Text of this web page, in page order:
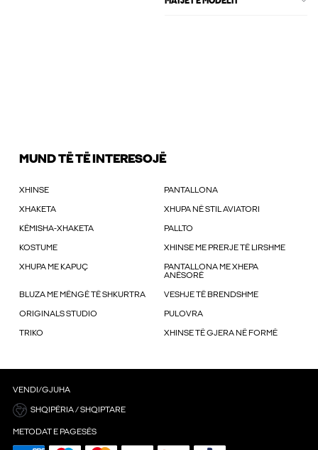
MUND TË TË INTERESOJË
XHINSE PANTALLONA
XHAKETA XHUPA NË STIL AVIATORI
KËMISHA-XHAKETA PALLTO
KOSTUME XHINSE ME PRERJE TË LIRSHME
XHUPA ME KAPUÇ
PANTALLONA ME XHEPA
ANËSORË
BLUZA ME MËNGË TË SHKURTRA VESHJE TË BRENDSHME
ORIGINALS STUDIO PULOVRA
TRIKO XHINSE TË GJERA NË FORMË
VENDI/GJUHA
SHQIPËRIA / SHQIPTARE
METODAT E PAGESËS